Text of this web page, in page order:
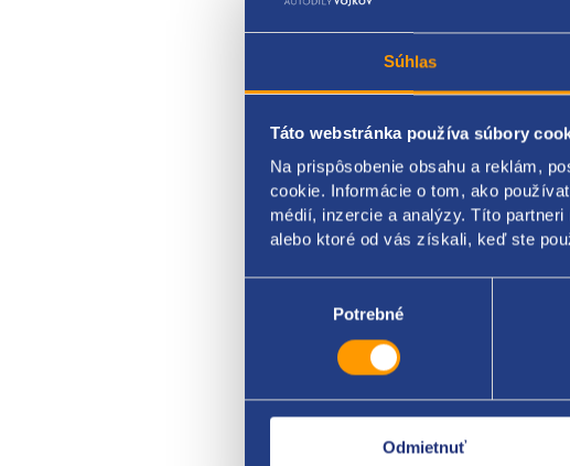
Súhlas
Táto webstránka používa súbory
Na prispôsobenie obsahu a reklám,
cookie. Informácie o tom, ako
médií, inzercie a analýzy. Títo
alebo ktoré od vás získali, keď ste
Potrebné
Odmietnuť
Vstrekovacia
FIAT original: